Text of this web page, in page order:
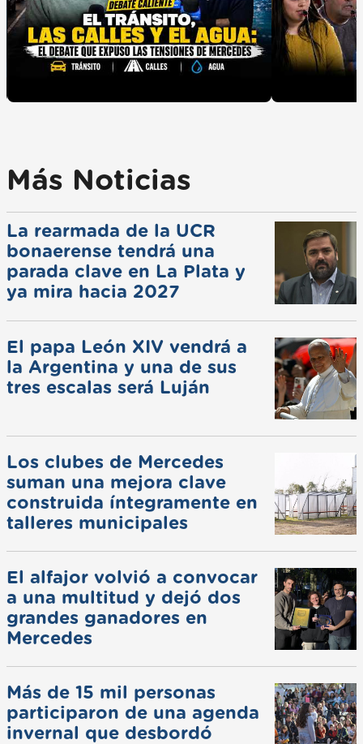
Más Noticias
La rearmada de la UCR
bonaerense tendrá una
parada clave en La Plata y
ya mira hacia 2027
El papa León XIV vendrá a
la Argentina y una de sus
tres escalas será Luján
Los clubes de Mercedes
suman una mejora clave
construida íntegramente en
talleres municipales
El alfajor volvió a convocar
a una multitud y dejó dos
grandes ganadores en
Mercedes
Más de 15 mil personas
participaron de una agenda
invernal que desbordó